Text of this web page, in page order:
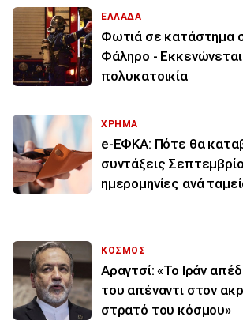
ΕΛΛΑΔΑ
Φωτιά σε κατάστημα
Φάληρο -
πολυκατοικία
ΧΡΗΜΑ
e-ΕΦΚΑ: Πότε θα
συντάξεις
ημερομηνίες ανά
ΚΟΣΜΟΣ
Αραγτσί: «Το Ιράν
του απέναντι στον
στρατό του κόσμου»